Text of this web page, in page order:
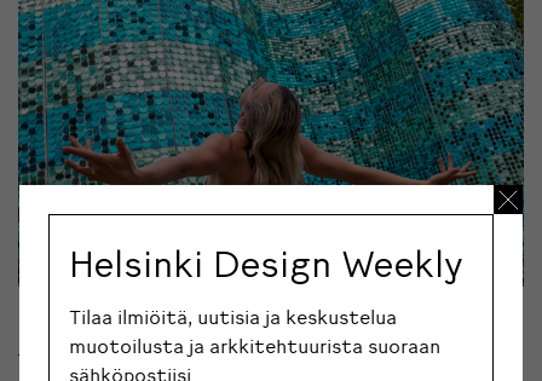
NEON: Weorgoran Pavilion
Helsinki Design Weekly
Tilaa ilmiöitä, uutisia ja keskustelua
muotoilusta ja arkkitehtuurista suoraan
sähköpostiisi.